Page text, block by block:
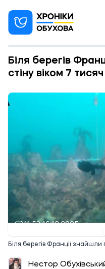
Біля берегів
стіну віком 7 тисяч
11:53 16.12.2025
Біля берегів Франції знайшли
Нестор